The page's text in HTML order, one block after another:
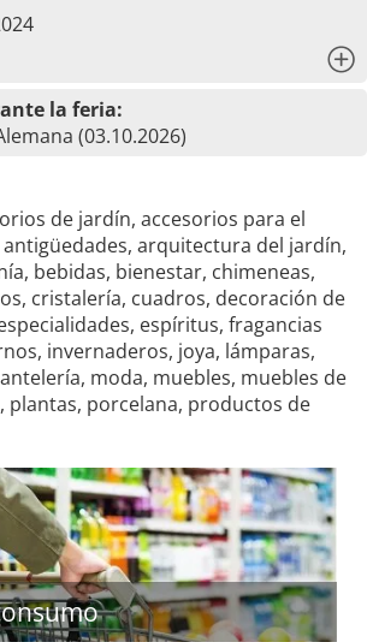
la feria:
(03.10.2026)
de jardín, accesorios para el
arquitectura del jardín,
bebidas, bienestar, chimeneas,
cristalería, cuadros, decoración de
espíritus, fragancias
invernaderos, joya, lámparas,
moda, muebles, muebles de
plantas, porcelana, productos de